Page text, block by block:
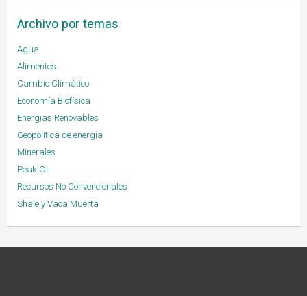
Archivo por temas
Agua
Alimentos
Cambio Climático
Economía Biofísica
Energias Renovables
Geopolítica de energía
Minerales
Peak Oil
Recursos No Convencionales
Shale y Vaca Muerta